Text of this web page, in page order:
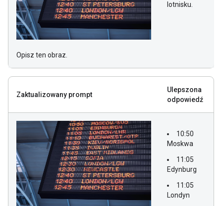
Opisz ten obraz.
lotnisku.
Zaktualizowany prompt
Ulepszona
odpowiedź
10:50
Moskwa
11:05
Edynburg
11:05
Londyn